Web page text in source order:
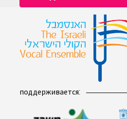
поддерживается: